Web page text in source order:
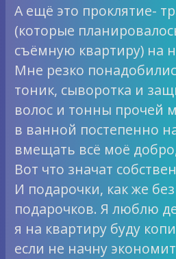
А ещё это проклятие-
(которые
съёмную квартиру) на
Мне резко
тоник, сыворотка и
волос и тонны прочей
в ванной постепенно
вмещать всё моё
Вот что значат
И подарочки, как же
подарочков. Я люблю
я на квартиру буду
если не начну